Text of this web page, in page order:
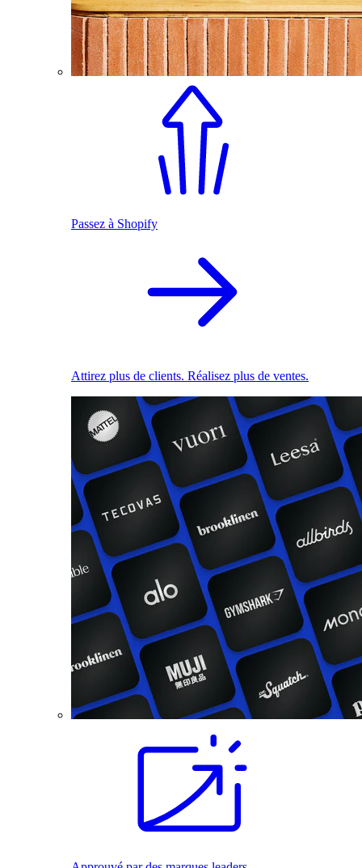
Passez à Shopify
Attirez plus de clients. Réalisez plus de ventes.